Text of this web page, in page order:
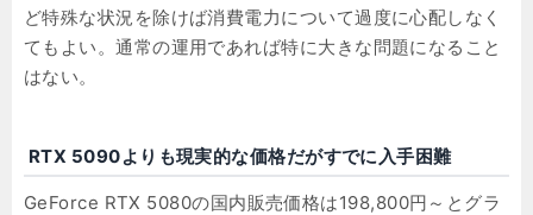
ど特殊な状況を除けば消費電力について過度に心配しなく
てもよい。通常の運用であれば特に大きな問題になること
はない。
RTX 5090よりも現実的な価格だがすでに入手困難
GeForce RTX 5080の国内販売価格は198,800円～とグラ